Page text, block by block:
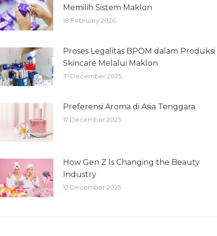
Memilih Sistem Maklon
18 February 2026
Proses Legalitas BPOM dalam Produksi
Skincare Melalui Maklon
31 December 2025
Preferensi Aroma di Asia Tenggara
17 December 2025
How Gen Z Is Changing the Beauty
Industry
12 December 2025